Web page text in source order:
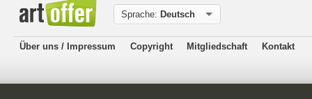
Sprache: Deutsch
Über uns / Impressum Copyright Mitgliedschaft Kontakt